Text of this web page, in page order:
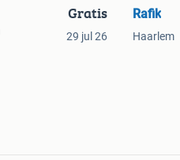
Gratis
29 jul 26
Rafik
Haarlem